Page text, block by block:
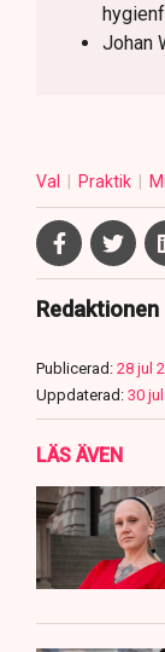
Johan
Val Praktik
Redaktionen
Publicerad: 28 jul
Uppdaterad: 30
LÄS ÄVEN